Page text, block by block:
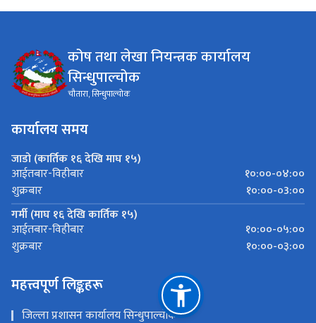
कोष तथा लेखा नियन्त्रक कार्यालय
सिन्धुपाल्चोक
चौतारा, सिन्धुपाल्चोक
कार्यालय समय
जाडो (कार्तिक १६ देखि माघ १५)
आईतबार-विहीबार
१०:००-०४:००
शुक्रबार
१०:००-०3:००
गर्मी (माघ १६ देखि कार्तिक १५)
आईतबार-विहीबार
१०:००-०५:००
शुक्रबार
१०:००-०३:००
महत्त्वपूर्ण लिङ्कहरू
जिल्ला प्रशासन कार्यालय सिन्धुपाल्चोक